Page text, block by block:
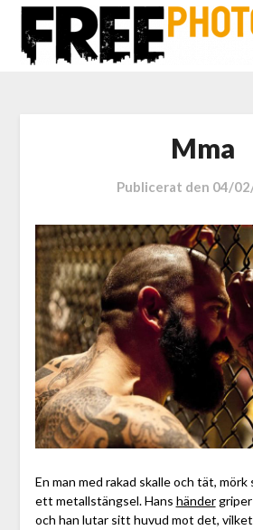
Mma
Publicerat den 04/
En man med rakad skalle och tät,
ett metallstängsel. Hans händergriper
och han lutar sitt huvud mot det, vilket